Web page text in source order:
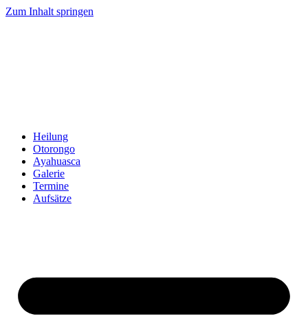
Zum Inhalt springen
Heilung
Otorongo
Ayahuasca
Galerie
Termine
Aufsätze